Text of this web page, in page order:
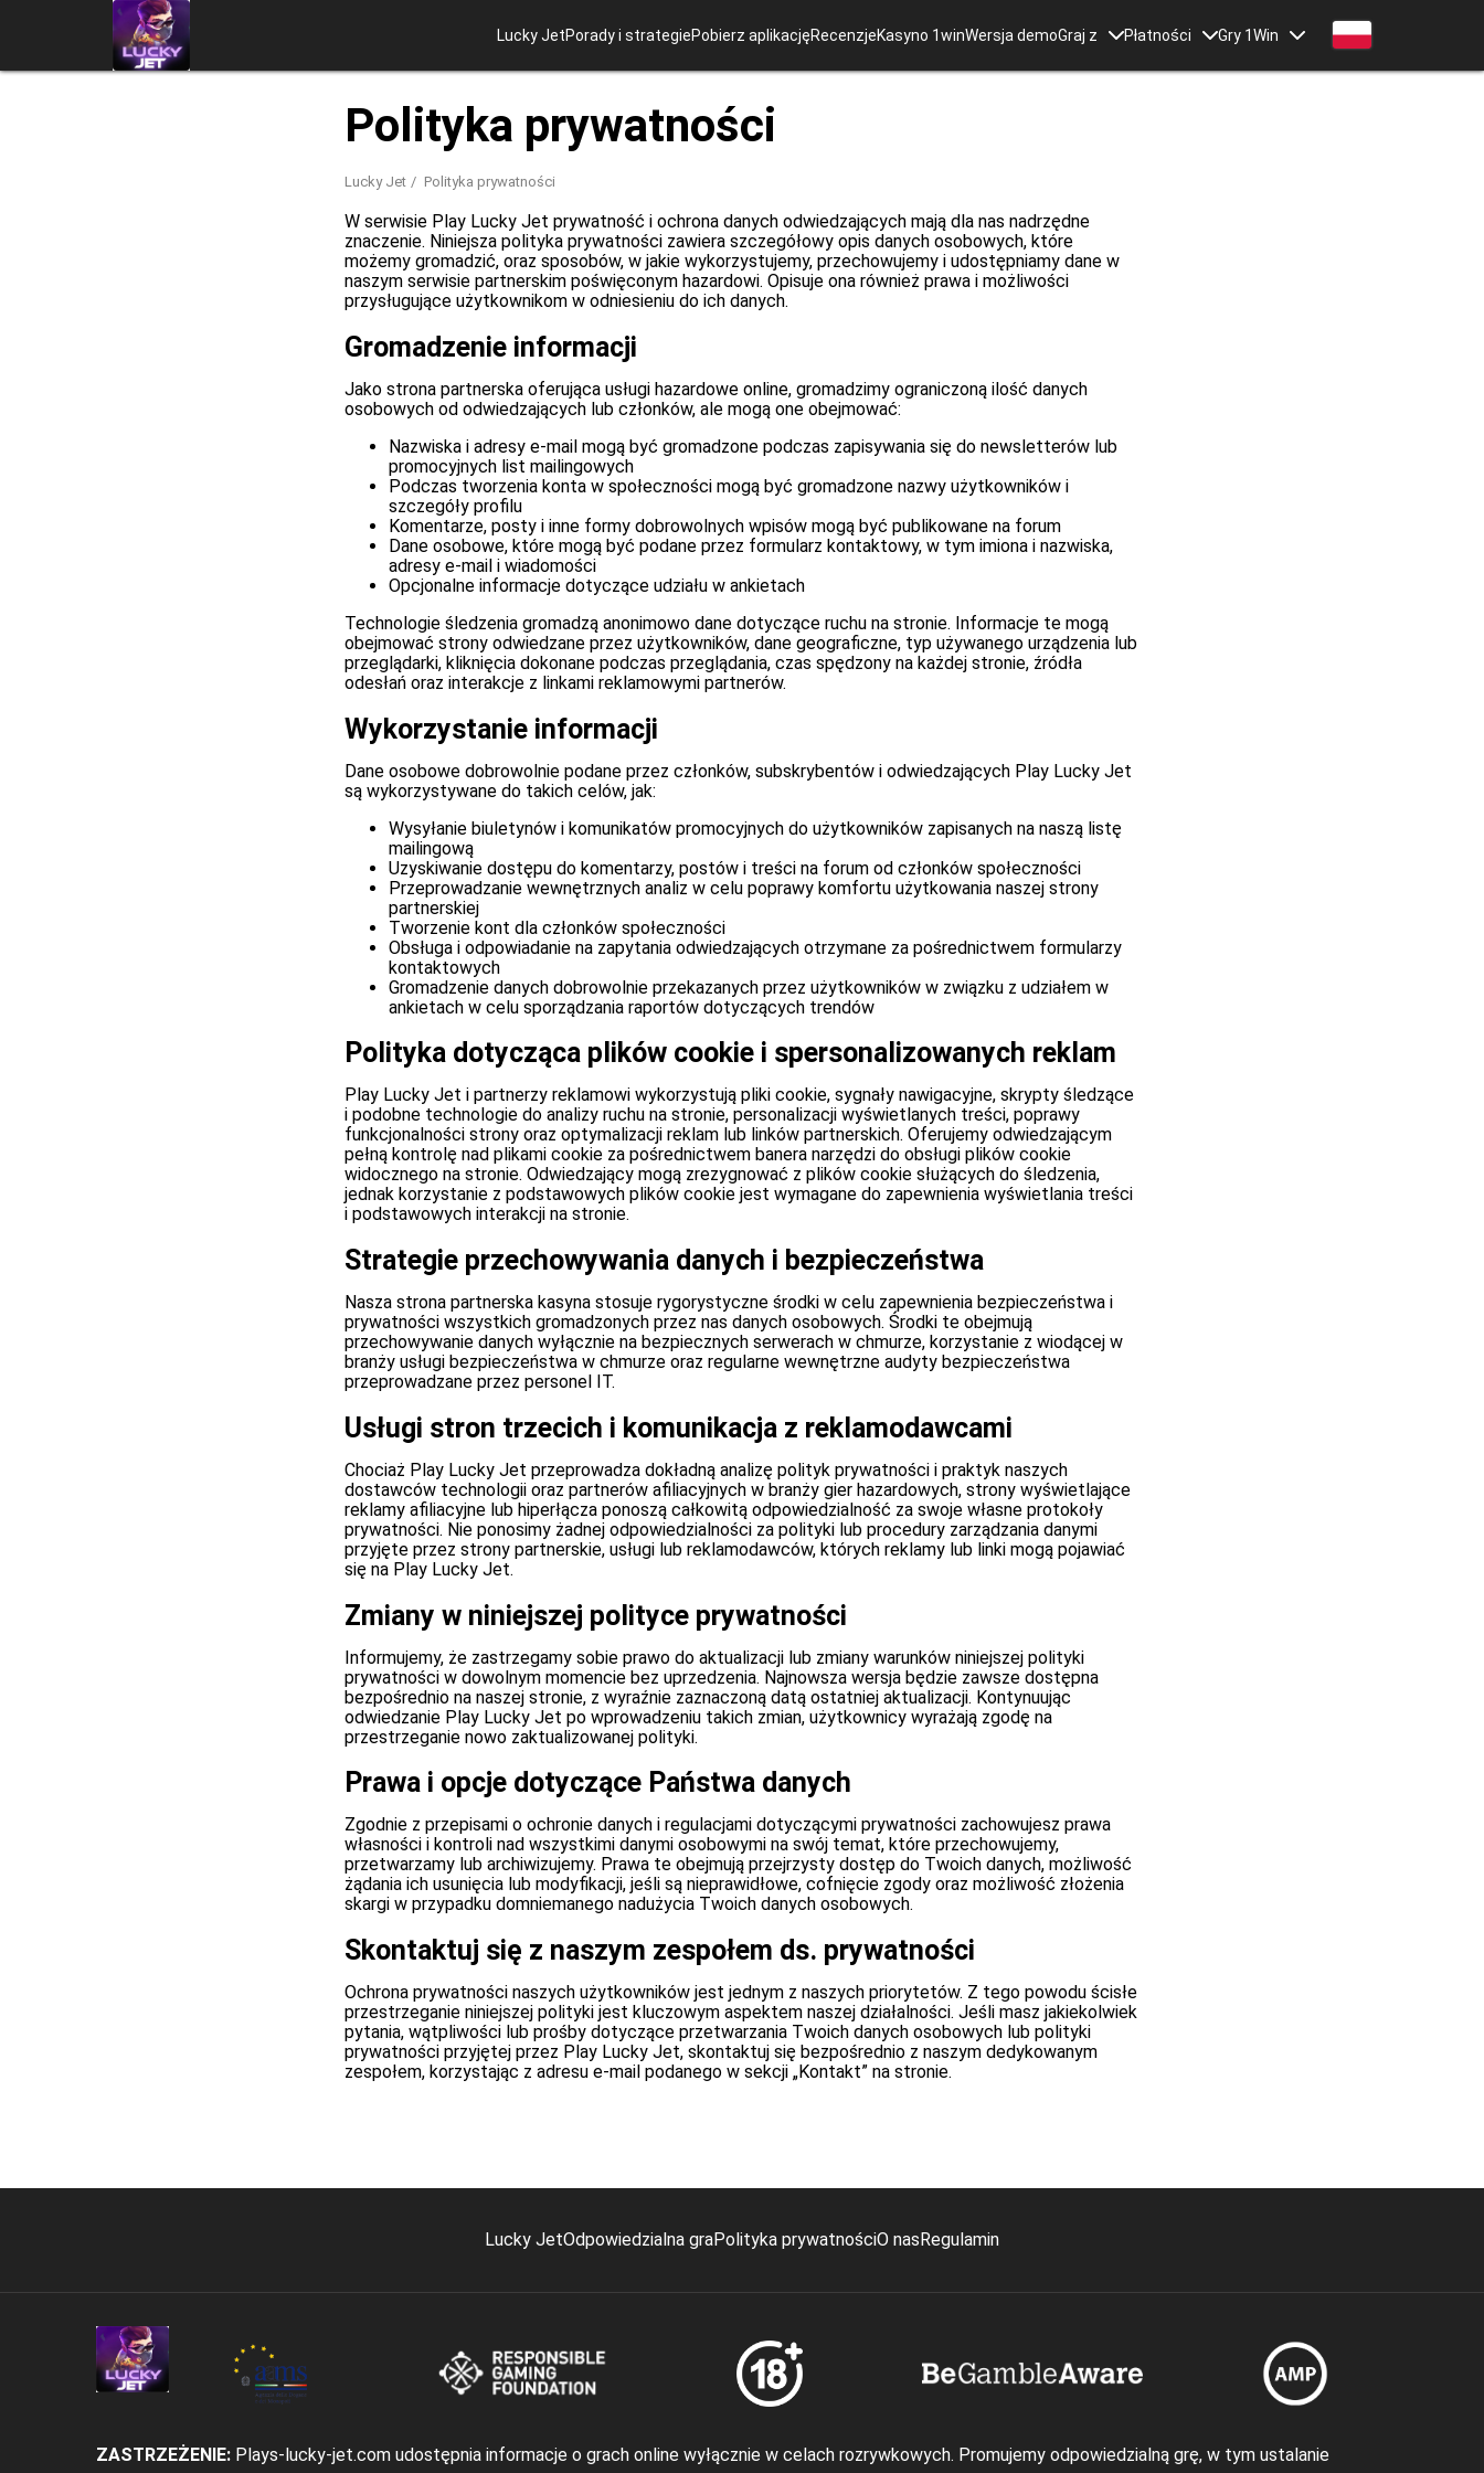
Lucky JetPorady i strategiePobierz aplikacjęRecenzjeKasyno 1winWersja demoGraj z Płatności Gry 1Win
Polityka prywatności
Lucky Jet Polityka prywatności
W serwisie Play Lucky Jet prywatność i ochrona danych odwiedzających mają dla nas nadrzędne
znaczenie. Niniejsza polityka prywatności zawiera szczegółowy opis danych osobowych, które
możemy gromadzić, oraz sposobów, w jakie wykorzystujemy, przechowujemy i udostępniamy dane w
naszym serwisie partnerskim poświęconym hazardowi. Opisuje ona również prawa i możliwości
przysługujące użytkownikom w odniesieniu do ich danych.
Gromadzenie informacji
Jako strona partnerska oferująca usługi hazardowe online, gromadzimy ograniczoną ilość danych
osobowych od odwiedzających lub członków, ale mogą one obejmować:
Nazwiska i adresy e-mail mogą być gromadzone podczas zapisywania się do newsletterów lub
promocyjnych list mailingowych
Podczas tworzenia konta w społeczności mogą być gromadzone nazwy użytkowników i
szczegóły profilu
Komentarze, posty i inne formy dobrowolnych wpisów mogą być publikowane na forum
Dane osobowe, które mogą być podane przez formularz kontaktowy, w tym imiona i nazwiska,
adresy e-mail i wiadomości
Opcjonalne informacje dotyczące udziału w ankietach
Technologie śledzenia gromadzą anonimowo dane dotyczące ruchu na stronie. Informacje te mogą
obejmować strony odwiedzane przez użytkowników, dane geograficzne, typ używanego urządzenia lub
przeglądarki, kliknięcia dokonane podczas przeglądania, czas spędzony na każdej stronie, źródła
odesłań oraz interakcje z linkami reklamowymi partnerów.
Wykorzystanie informacji
Dane osobowe dobrowolnie podane przez członków, subskrybentów i odwiedzających Play Lucky Jet
są wykorzystywane do takich celów, jak:
Wysyłanie biuletynów i komunikatów promocyjnych do użytkowników zapisanych na naszą listę
mailingową
Uzyskiwanie dostępu do komentarzy, postów i treści na forum od członków społeczności
Przeprowadzanie wewnętrznych analiz w celu poprawy komfortu użytkowania naszej strony
partnerskiej
Tworzenie kont dla członków społeczności
Obsługa i odpowiadanie na zapytania odwiedzających otrzymane za pośrednictwem formularzy
kontaktowych
Gromadzenie danych dobrowolnie przekazanych przez użytkowników w związku z udziałem w
ankietach w celu sporządzania raportów dotyczących trendów
Polityka dotycząca plików cookie i spersonalizowanych reklam
Play Lucky Jet i partnerzy reklamowi wykorzystują pliki cookie, sygnały nawigacyjne, skrypty śledzące
i podobne technologie do analizy ruchu na stronie, personalizacji wyświetlanych treści, poprawy
funkcjonalności strony oraz optymalizacji reklam lub linków partnerskich. Oferujemy odwiedzającym
pełną kontrolę nad plikami cookie za pośrednictwem banera narzędzi do obsługi plików cookie
widocznego na stronie. Odwiedzający mogą zrezygnować z plików cookie służących do śledzenia,
jednak korzystanie z podstawowych plików cookie jest wymagane do zapewnienia wyświetlania treści
i podstawowych interakcji na stronie.
Strategie przechowywania danych i bezpieczeństwa
Nasza strona partnerska kasyna stosuje rygorystyczne środki w celu zapewnienia bezpieczeństwa i
prywatności wszystkich gromadzonych przez nas danych osobowych. Środki te obejmują
przechowywanie danych wyłącznie na bezpiecznych serwerach w chmurze, korzystanie z wiodącej w
branży usługi bezpieczeństwa w chmurze oraz regularne wewnętrzne audyty bezpieczeństwa
przeprowadzane przez personel IT.
Usługi stron trzecich i komunikacja z reklamodawcami
Chociaż Play Lucky Jet przeprowadza dokładną analizę polityk prywatności i praktyk naszych
dostawców technologii oraz partnerów afiliacyjnych w branży gier hazardowych, strony wyświetlające
reklamy afiliacyjne lub hiperłącza ponoszą całkowitą odpowiedzialność za swoje własne protokoły
prywatności. Nie ponosimy żadnej odpowiedzialności za polityki lub procedury zarządzania danymi
przyjęte przez strony partnerskie, usługi lub reklamodawców, których reklamy lub linki mogą pojawiać
się na Play Lucky Jet.
Zmiany w niniejszej polityce prywatności
Informujemy, że zastrzegamy sobie prawo do aktualizacji lub zmiany warunków niniejszej polityki
prywatności w dowolnym momencie bez uprzedzenia. Najnowsza wersja będzie zawsze dostępna
bezpośrednio na naszej stronie, z wyraźnie zaznaczoną datą ostatniej aktualizacji. Kontynuując
odwiedzanie Play Lucky Jet po wprowadzeniu takich zmian, użytkownicy wyrażają zgodę na
przestrzeganie nowo zaktualizowanej polityki.
Prawa i opcje dotyczące Państwa danych
Zgodnie z przepisami o ochronie danych i regulacjami dotyczącymi prywatności zachowujesz prawa
własności i kontroli nad wszystkimi danymi osobowymi na swój temat, które przechowujemy,
przetwarzamy lub archiwizujemy. Prawa te obejmują przejrzysty dostęp do Twoich danych, możliwość
żądania ich usunięcia lub modyfikacji, jeśli są nieprawidłowe, cofnięcie zgody oraz możliwość złożenia
skargi w przypadku domniemanego nadużycia Twoich danych osobowych.
Skontaktuj się z naszym zespołem ds. prywatności
Ochrona prywatności naszych użytkowników jest jednym z naszych priorytetów. Z tego powodu ścisłe
przestrzeganie niniejszej polityki jest kluczowym aspektem naszej działalności. Jeśli masz jakiekolwiek
pytania, wątpliwości lub prośby dotyczące przetwarzania Twoich danych osobowych lub polityki
prywatności przyjętej przez Play Lucky Jet, skontaktuj się bezpośrednio z naszym dedykowanym
zespołem, korzystając z adresu e-mail podanego w sekcji „Kontakt” na stronie.
Lucky JetOdpowiedzialna graPolityka prywatnościO nasRegulamin
ZASTRZEŻENIE: Plays-lucky-jet.com udostępnia informacje o grach online wyłącznie w celach rozrywkowych. Promujemy odpowiedzialną grę, w tym ustalanie